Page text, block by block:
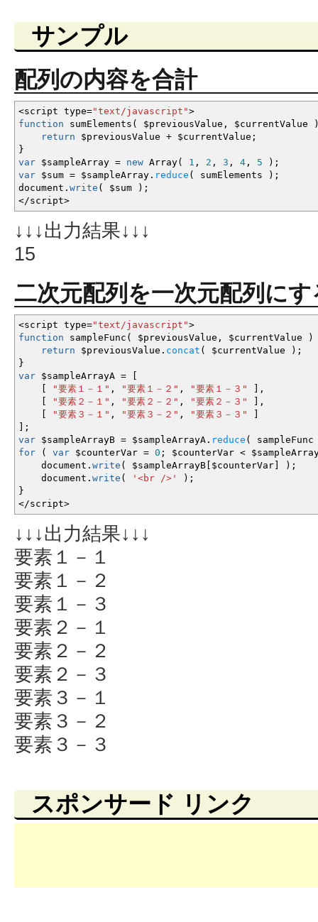
サンプル
配列の内容を合計
<script type="text/javascript">
function sumElements ( $previousValue , $currentValue
return $previousValue + $currentValue ;
}
var $sampleArray = new Array( 1 , 2 , 3 , 4 , 5 ) ;
var $sum = $sampleArray. reduce ( sumElements ) ;
document. write ( $sum ) ;
</script>
↓↓↓出力結果↓↓↓
15
二次元配列を一次元配列にす
<script type="text/javascript">
function sampleFunc ( $previousValue , $currentValue
)
return $previousValue. concat ( $currentValue ) ;
}
var $sampleArrayA =
"要素１－１" , "要素１－２" , "要素１－３"
,
"要素２－１" , "要素２－２" , "要素２－３"
,
"要素３－１" , "要素３－２" , "要素３－３"
;
var $sampleArrayB = $sampleArrayA. reduce (
for
( var $counterVar = 0 ; $counterVar <
document. write ( $sampleArrayB $counterVar ) ;
document. write ( '<br />' ) ;
}
</script>
↓↓↓出力結果↓↓↓
要素１－１
要素１－２
要素１－３
要素２－１
要素２－２
要素２－３
要素３－１
要素３－２
要素３－３
スポンサード リンク